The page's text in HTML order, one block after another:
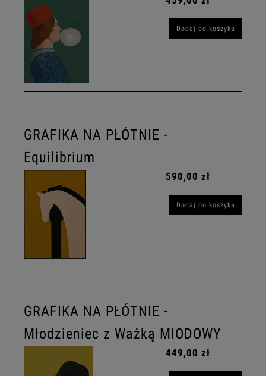
Dodaj do koszyka
GRAFIKA NA PŁÓTNIE -
Equilibrium
590,00 zł
Dodaj do koszyka
GRAFIKA NA PŁÓTNIE -
Młodzieniec z Ważką MIODOWY
449,00 zł